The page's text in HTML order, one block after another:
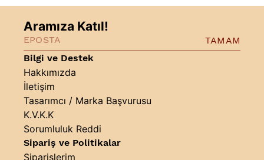
Bilgi ve Destek
Hakkımızda
İletişim
Tasarımcı / Marka Başvurusu
K.V.K.K
Sorumluluk Reddi
Sipariş ve Politikalar
Siparişlerim
Aramıza Katıl!
TAMAM